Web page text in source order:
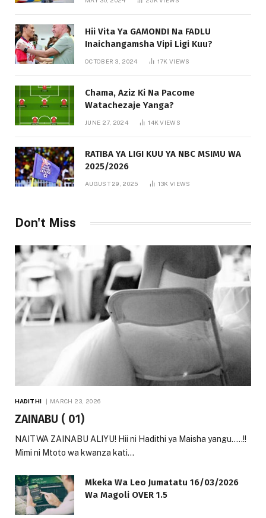
Hii Vita Ya GAMONDI Na FADLU
Inaichangamsha Vipi Ligi Kuu?
OCTOBER 3, 2024 17KVIEWS
Chama, Aziz Ki Na Pacome
Watachezaje Yanga?
JUNE 27, 2024 14KVIEWS
RATIBA YA LIGI KUU YA NBC MSIMU WA
2025/2026
AUGUST 29, 2025 13KVIEWS
Don't Miss
HADITHI MARCH 23, 2026
ZAINABU ( 01)
NAITWA ZAINABU ALIYU! Hii ni Hadithi ya Maisha yangu…..!!
Mimi ni Mtoto wa kwanza kati…
Mkeka Wa Leo Jumatatu 16/03/2026
Wa Magoli OVER 1.5